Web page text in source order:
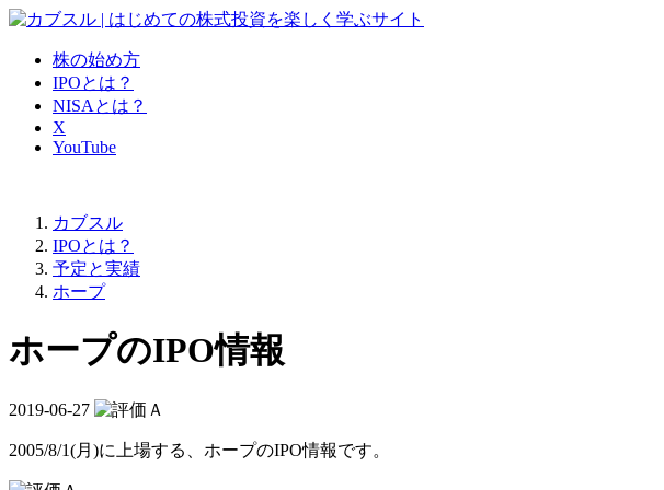
株の始め方
IPOとは？
NISAとは？
X
YouTube
カブスル
IPOとは？
予定と実績
ホープ
ホープのIPO情報
2019-06-27
2005/8/1(月)に上場する、 ホープのIPO情報です。